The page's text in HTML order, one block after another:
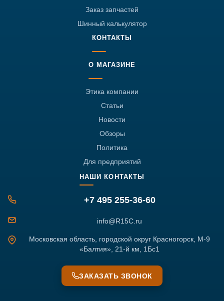
Заказ запчастей
Шинный калькулятор
КОНТАКТЫ
О МАГАЗИНЕ
Этика компании
Статьи
Новости
Обзоры
Политика
Для предприятий
НАШИ КОНТАКТЫ
+7 495 255-36-60
info@R15C.ru
Московская область, городской округ Красногорск, М-9
«Балтия», 21-й км, 1Бс1
ЗАКАЗАТЬ ЗВОНОК